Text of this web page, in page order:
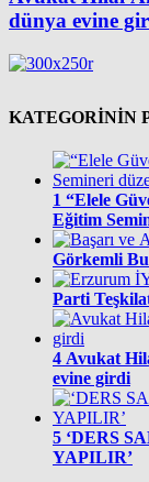
dünya evine
KATEGORİNİN
1 “Elele
Eğitim
Görkemli
Parti
4 Avukat
evine girdi
5 ‘DERS
YAPILIR’